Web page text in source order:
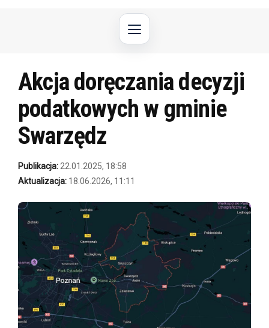
Akcja doręczania decyzji
podatkowych w gminie
Swarzędz
Publikacja: 22.01.2025, 18:58
Aktualizacja: 18.06.2026, 11:11